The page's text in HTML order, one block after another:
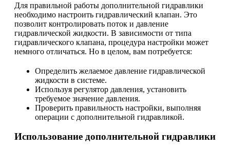
Для правильной работы дополнительной гидравлики
необходимо настроить гидравлический клапан. Это
позволит контролировать поток и давление
гидравлической жидкости. В зависимости от типа
гидравлического клапана, процедура настройки может
немного отличаться. Но в целом, вам потребуется:
Определить желаемое давление гидравлической
жидкости в системе.
Используя регулятор давления, установить
требуемое значение давления.
Проверить правильность настройки, выполняя
операции с дополнительной гидравликой.
Использование дополнительной гидравлики